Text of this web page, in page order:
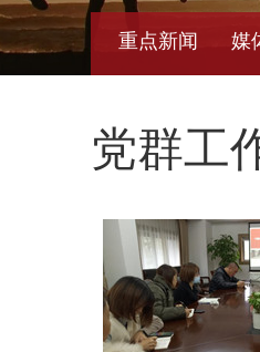
重点新闻 媒
党群工